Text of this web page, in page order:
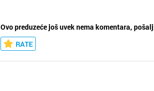
Ovo preduzeće još uvek nema komentara,
RATE